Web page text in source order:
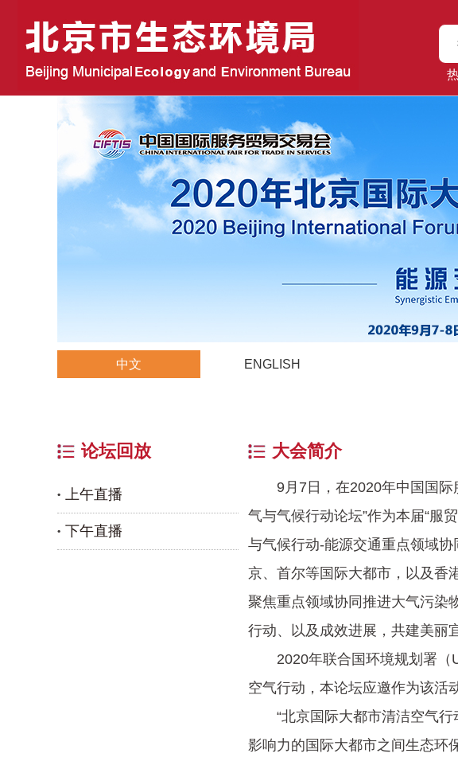
中文 ENGLISH
论坛回放
上午直播
下午直播
大会简介
9月7日，在2020年中国国际服
气与气候行动论坛”作为本届“服
与气候行动-能源交通重点领域
京、首尔等国际大都市，以及香
聚焦重点领域协同推进大气污染
行动、以及成效进展，共建美丽
2020年联合国环境规划署（
空气行动，本论坛应邀作为该活
“北京国际大都市清洁空气行
影响力的国际大都市之间生态环